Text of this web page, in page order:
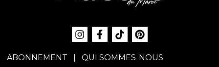
ABONNEMENT QUI SOMMES-NOUS